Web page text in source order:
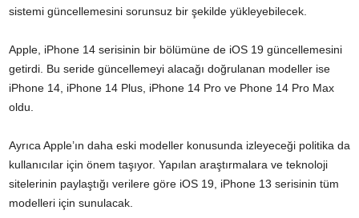
sistemi güncellemesini sorunsuz bir şekilde yükleyebilecek.
Apple, iPhone 14 serisinin bir bölümüne de iOS 19 güncellemesini
getirdi. Bu seride güncellemeyi alacağı doğrulanan modeller ise
iPhone 14, iPhone 14 Plus, iPhone 14 Pro ve Phone 14 Pro Max
oldu.
Ayrıca Apple’ın daha eski modeller konusunda izleyeceği politika da
kullanıcılar için önem taşıyor. Yapılan araştırmalara ve teknoloji
sitelerinin paylaştığı verilere göre iOS 19, iPhone 13 serisinin tüm
modelleri için sunulacak.